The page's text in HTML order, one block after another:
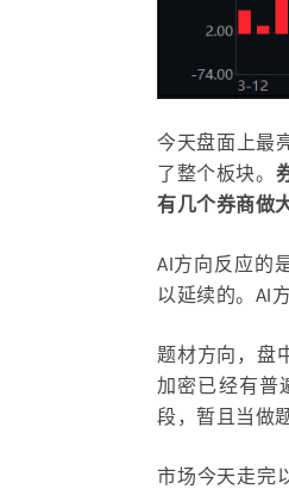
今天盘面上最
了整个板块。
有几个券商做
AI方向反应的
以延续的。AI
题材方向，盘
加密已经有普
段，暂且当做
市场今天走完